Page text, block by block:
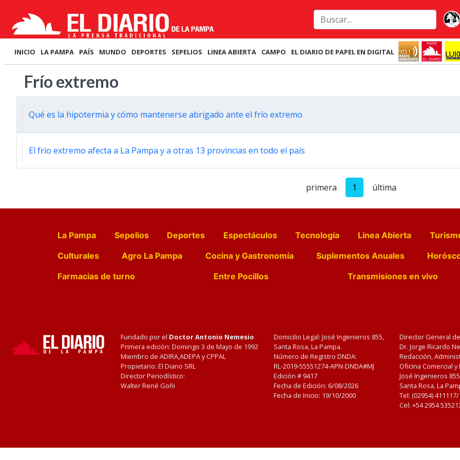
INICIO LA PAMPA PAÍS MUNDO DEPORTES SEPELIOS LINEA ABIERTA CAMPO EL DIARIO DE PAPEL EN DIGITAL
Frío extremo
Qué es la hipotermia y cómo mantenerse abrigado ante el frío extremo
El frío extremo afecta a La Pampa y a otras 13 provincias en todo el país
primera 1 última
La Pampa Sepelios Deportes Espectáculos Tecnología Linea Abierta
Culturales
Agro La Pampa Cocina y Gastronomía Suplementos Anuales
Farmacias de turno
Entre Pocillos Transmisiones en vivo
Fundado por el Doctor Antonio Nemesio
Primera edición: Domingo 3 de Mayo de 1992
Miembro de ADIRA,ADEPA y CPPAL
Propietario: El Diario SRL
Director Periodístico:
Walter René Goñi
Domicilio Legal: José Ingenieros 855,
Santa Rosa, La Pampa.
Número de Registro DNDA:
RL-2019-55551274-APN-DNDA#MJ
Edición # 9417
Fecha de Edición: 6/08/2026
Fecha de Inicio: 19/10/2000
Director General
Dr. Jorge Ricardo
Redacción,
Oficina Comercial
José Ingenieros
Santa Rosa, La
Tel: (02954)
Cel: +54 2954